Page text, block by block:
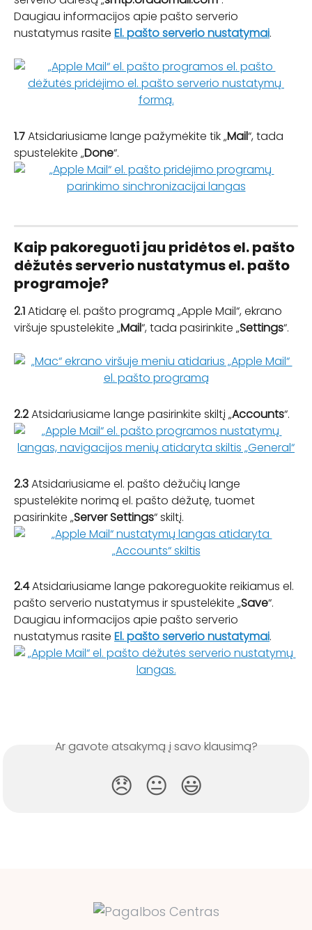
Daugiau informacijos apie pašto serverio
nustatymus rasite El. pašto serverio nustatymai.
1.7 Atsidariusiame lange pažymėkite tik „Mail“, tada
spustelėkite „Done“.
Kaip pakoreguoti jau pridėtos el. pašto
dėžutės serverio nustatymus el. pašto
programoje?
2.1 Atidarę el. pašto programą „Apple Mail“, ekrano
viršuje spustelėkite „Mail“, tada pasirinkite „Settings“.
2.2 Atsidariusiame lange pasirinkite skiltį „Accounts“.
2.3 Atsidariusiame el. pašto dėžučių lange
spustelėkite norimą el. pašto dėžutę, tuomet
pasirinkite „Server Settings“ skiltį.
2.4 Atsidariusiame lange pakoreguokite reikiamus el.
pašto serverio nustatymus ir spustelėkite „Save“.
Daugiau informacijos apie pašto serverio
nustatymus rasite El. pašto serverio nustatymai.
Ar gavote atsakymą į savo klausimą?
😞 😐 😃